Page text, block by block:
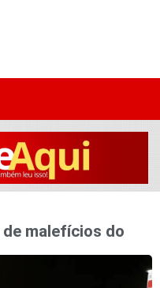
malefícios do